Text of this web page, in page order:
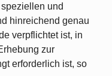
und
hinreichend genau
verpflichtet ist, in
zur
erforderlich ist, so